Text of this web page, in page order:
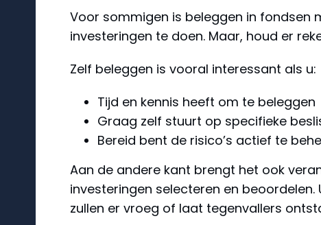
Voor sommigen is beleggen in fondsen
investeringen te doen. Maar, houd er
Zelf beleggen is vooral interessant als u:
Tijd en kennis heeft om te beleggen
Graag zelf stuurt op specifieke
Bereid bent de risico’s actief te
Aan de andere kant brengt het ook
investeringen selecteren en
zullen er vroeg of laat tegenvallers